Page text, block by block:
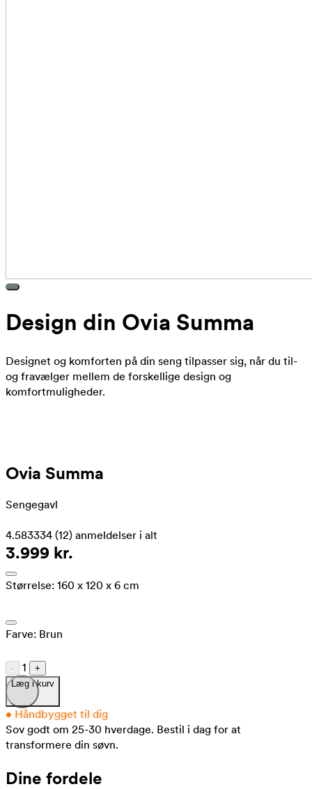
Design din Ovia Summa
Designet og komforten på din seng tilpasser sig, når du til-
og fravælger mellem de forskellige design og
komfortmuligheder.
Ovia Summa
Sengegavl
4.583334 (12) anmeldelser i alt
3.999 kr.
Størrelse: 160 x 120 x 6 cm
Farve: Brun
- 1
+
Læg i kurv
• Håndbygget til dig
Sov godt om 25-30 hverdage. Bestil i dag for at
transformere din søvn.
Dine fordele